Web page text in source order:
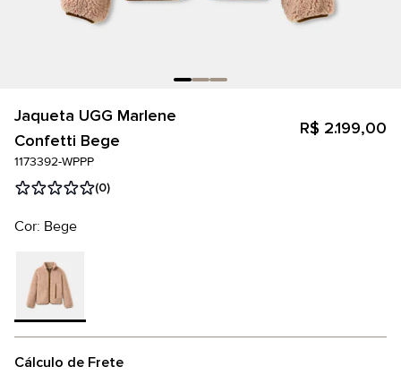
Jaqueta UGG Marlene
Confetti Bege
R$ 2.199,00
1173392-WPPP
(0)
Cor: Bege
Cálculo de Frete